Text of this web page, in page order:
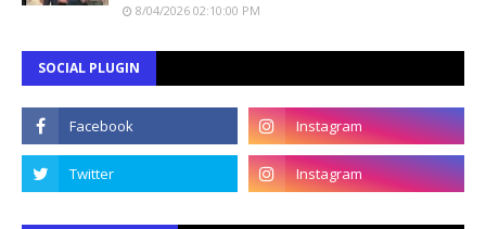
8/04/2026 02:10:00 PM
SOCIAL PLUGIN